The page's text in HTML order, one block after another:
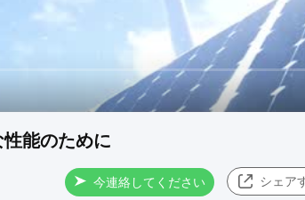
能のために
今連絡してください シェア